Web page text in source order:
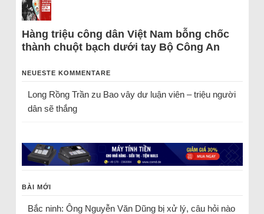
Hàng triệu công dân Việt Nam bỗng chốc
thành chuột bạch dưới tay Bộ Công An
NEUESTE KOMMENTARE
Long Rồng Trầnzu Bao vây dư luận viên – triệu người
dân sẽ thắng
BÀI MỚI
Bắc ninh: Ông Nguyễn Văn Dũng bị xử lý, câu hỏi nào